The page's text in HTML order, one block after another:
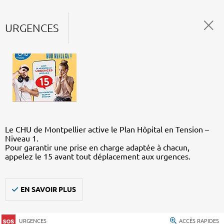
URGENCES
Le CHU de Montpellier active le Plan Hôpital en Tension –
Niveau 1.
Pour garantir une prise en charge adaptée à chacun,
appelez le 15 avant tout déplacement aux urgences.
EN SAVOIR PLUS
URGENCES ACCÈS RAPIDES